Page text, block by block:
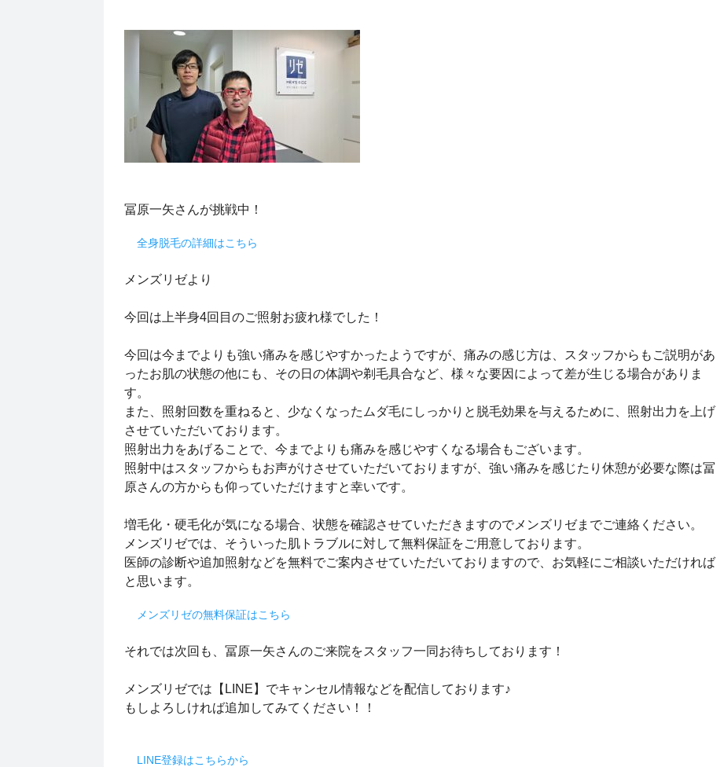
冨原一矢さんが挑戦中！
全身脱毛の詳細はこちら
メンズリゼより
今回は上半身4回目のご照射お疲れ様でした！
今回は今までよりも強い痛みを感じやすかったようですが、痛みの感じ方は、スタッフからもご説明があ
ったお肌の状態の他にも、その日の体調や剃毛具合など、様々な要因によって差が生じる場合がありま
す。
また、照射回数を重ねると、少なくなったムダ毛にしっかりと脱毛効果を与えるために、照射出力を上げ
させていただいております。
照射出力をあげることで、今までよりも痛みを感じやすくなる場合もございます。
照射中はスタッフからもお声がけさせていただいておりますが、強い痛みを感じたり休憩が必要な際は冨
原さんの方からも仰っていただけますと幸いです。
増毛化・硬毛化が気になる場合、状態を確認させていただきますのでメンズリゼまでご連絡ください。
メンズリゼでは、そういった肌トラブルに対して無料保証をご用意しております。
医師の診断や追加照射などを無料でご案内させていただいておりますので、お気軽にご相談いただければ
と思います。
メンズリゼの無料保証はこちら
それでは次回も、冨原一矢さんのご来院をスタッフ一同お待ちしております！
メンズリゼでは【LINE】でキャンセル情報などを配信しております♪
もしよろしければ追加してみてください！！
LINE登録はこちらから